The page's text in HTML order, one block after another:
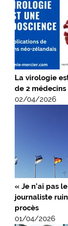
La virologie
de 2
02/04/2026
« Je n’ai pas
journaliste
procès
01/04/2026